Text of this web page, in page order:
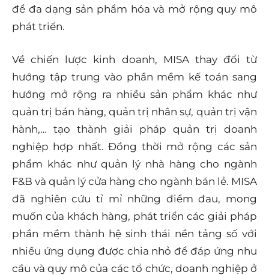
để đa dạng sản phẩm hóa và mở rộng quy mô
phát triển.
Về chiến lược kinh doanh, MISA thay đổi từ
hướng tập trung vào phần mềm kế toán sang
hướng mở rộng ra nhiều sản phẩm khác như
quản trị bán hàng, quản trị nhân sự, quản trị vận
hành,… tạo thành giải pháp quản trị doanh
nghiệp hợp nhất. Đồng thời mở rộng các sản
phẩm khác như quản lý nhà hàng cho ngành
F&B và quản lý cửa hàng cho ngành bán lẻ. MISA
đã nghiên cứu tỉ mỉ những điểm đau, mong
muốn của khách hàng, phát triển các giải pháp
phần mềm thành hệ sinh thái nền tảng số với
nhiều ứng dụng được chia nhỏ để đáp ứng nhu
cầu và quy mô của các tổ chức, doanh nghiệp ở